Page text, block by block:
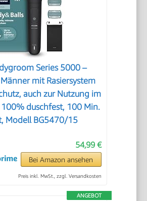
Series 5000 –
mit Rasiersystem
auch zur Nutzung im
duschfest, 100 Min.
Modell BG5470/15
54,99 €
Bei Amazon ansehen
Preis inkl. MwSt., zzgl. Versandkosten
ANGEBOT